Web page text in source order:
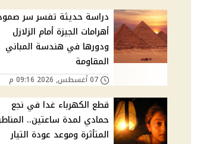
دراسة حديثة تفسر سر
أهرامات الجيزة أمام الزلازل
ودورها في هندسة المباني
المقاومة
07 أغسطس, 2026 09:16 م
قطع الكهرباء غدا في نجع
حمادي لمدة ساعتين..
المتأثرة وموعد عودة التيار